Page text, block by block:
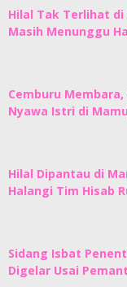
Hilal Tak Terlihat di
Masih Menunggu
Cemburu
Nyawa Istri di
Hilal Dipantau di
Halangi Tim Hisab
Sidang Isbat
Digelar Usai